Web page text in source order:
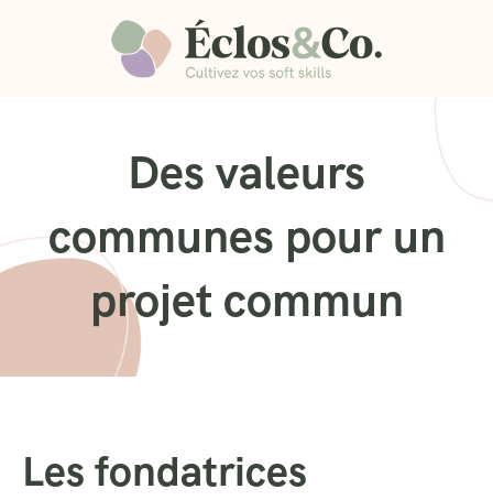
Des valeurs
communes pour un
projet commun
Les fondatrices